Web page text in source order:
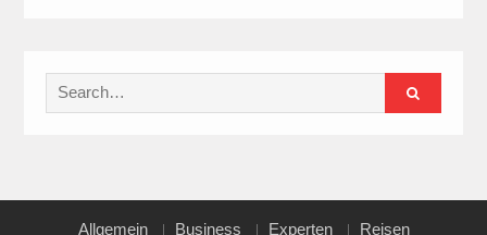
Search
for:
Allgemein Business Experten Reisen